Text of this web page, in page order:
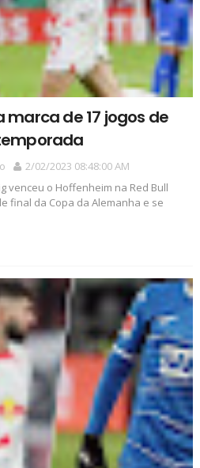
marca de 17 jogos de
2/02/2023 08:48:00 AM
venceu o Hoffenheim na Red Bull
final da Copa da Alemanha e se